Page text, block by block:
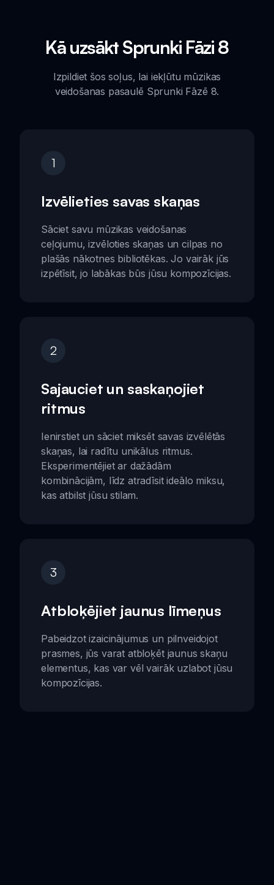
Kā uzsākt Sprunki Fāzi 8
Izpildiet šos soļus, lai iekļūtu mūzikas
veidošanas pasaulē Sprunki Fāzē 8.
1
Izvēlieties savas skaņas
Sāciet savu mūzikas veidošanas
ceļojumu, izvēloties skaņas un cilpas no
plašās nākotnes bibliotēkas. Jo vairāk jūs
izpētīsit, jo labākas būs jūsu kompozīcijas.
2
Sajauciet un saskaņojiet
ritmus
Ienirstiet un sāciet miksēt savas izvēlētās
skaņas, lai radītu unikālus ritmus.
Eksperimentējiet ar dažādām
kombinācijām, līdz atradīsit ideālo miksu,
kas atbilst jūsu stilam.
3
Atbloķējiet jaunus līmeņus
Pabeidzot izaicinājumus un pilnveidojot
prasmes, jūs varat atbloķēt jaunus skaņu
elementus, kas var vēl vairāk uzlabot jūsu
kompozīcijas.